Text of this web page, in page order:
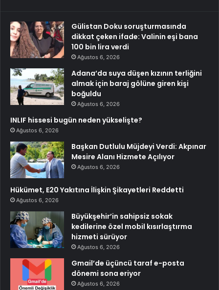
Gülistan Doku soruşturmasında
dikkat çeken ifade: Valinin eşi bana
100 bin lira verdi
Ağustos 6, 2026
Adana’da suya düşen kızının terliğini
almak için baraj gölüne giren kişi
boğuldu
Ağustos 6, 2026
INLIF hissesi bugün neden yükselişte?
Ağustos 6, 2026
Başkan Dutlulu Müjdeyi Verdi: Akpınar
Mesire Alanı Hizmete Açılıyor
Ağustos 6, 2026
Hükümet, E20 Yakıtına İlişkin Şikayetleri Reddetti
Ağustos 6, 2026
Büyükşehir’in sahipsiz sokak
kedilerine özel mobil kısırlaştırma
hizmeti sürüyor
Ağustos 6, 2026
Gmail’de üçüncü taraf e-posta
dönemi sona eriyor
Ağustos 6, 2026